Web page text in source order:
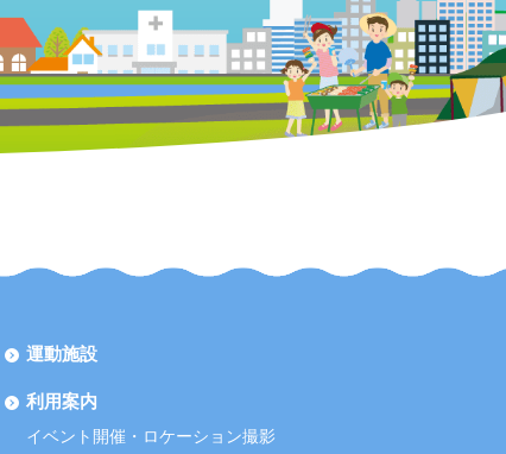
運動施設
利用案内
イベント開催・ロケーション撮影